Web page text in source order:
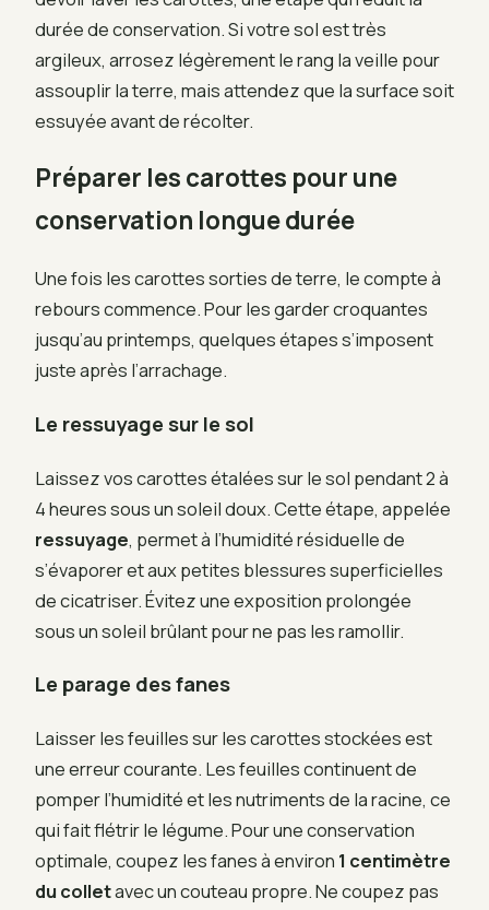
durée de conservation. Si votre sol est très
argileux, arrosez légèrement le rang la veille pour
assouplir la terre, mais attendez que la surface soit
essuyée avant de récolter.
Préparer les carottes pour une
conservation longue durée
Une fois les carottes sorties de terre, le compte à
rebours commence. Pour les garder croquantes
jusqu’au printemps, quelques étapes s’imposent
juste après l’arrachage.
Le ressuyage sur le sol
Laissez vos carottes étalées sur le sol pendant 2 à
4 heures sous un soleil doux. Cette étape, appelée
ressuyage, permet à l’humidité résiduelle de
s’évaporer et aux petites blessures superficielles
de cicatriser. Évitez une exposition prolongée
sous un soleil brûlant pour ne pas les ramollir.
Le parage des fanes
Laisser les feuilles sur les carottes stockées est
une erreur courante. Les feuilles continuent de
pomper l’humidité et les nutriments de la racine, ce
qui fait flétrir le légume. Pour une conservation
optimale, coupez les fanes à environ 1 centimètre
du colletavec un couteau propre. Ne coupez pas